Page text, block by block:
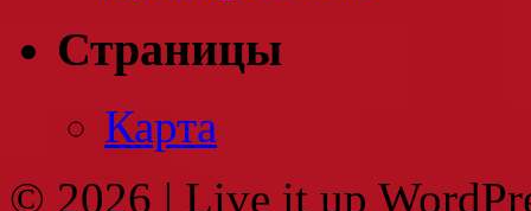
Страницы
Карта
© 2026 | Live it up